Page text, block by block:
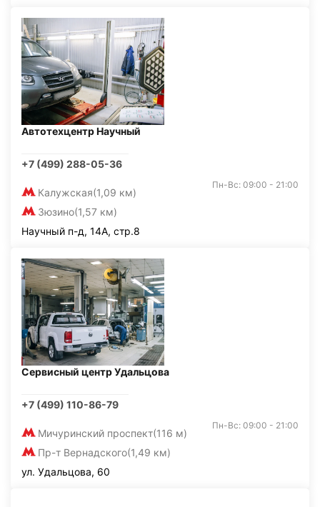
Автотехцентр Научный
+7 (499) 288-05-36
Калужская(1,09 км)
Зюзино(1,57 км)
Пн-Вс: 09:00 - 21:00
Научный п-д, 14А, стр.8
Сервисный центр Удальцова
+7 (499) 110-86-79
Мичуринский проспект(116 м)
Пр-т Вернадского(1,49 км)
Пн-Вс: 09:00 - 21:00
ул. Удальцова, 60